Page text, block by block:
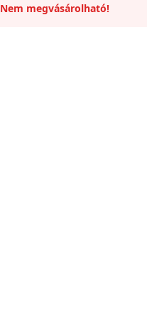
Nem megvásárolható!